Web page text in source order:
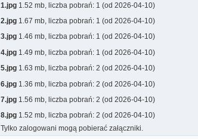
1.jpg 1.52 mb, liczba pobrań: 1 (od 2026-04-10)
2.jpg 1.67 mb, liczba pobrań: 1 (od 2026-04-10)
3.jpg 1.46 mb, liczba pobrań: 1 (od 2026-04-10)
4.jpg 1.49 mb, liczba pobrań: 1 (od 2026-04-10)
5.jpg 1.63 mb, liczba pobrań: 2 (od 2026-04-10)
6.jpg 1.36 mb, liczba pobrań: 2 (od 2026-04-10)
7.jpg 1.56 mb, liczba pobrań: 2 (od 2026-04-10)
8.jpg 1.52 mb, liczba pobrań: 2 (od 2026-04-10)
Tylko zalogowani mogą pobierać załączniki.